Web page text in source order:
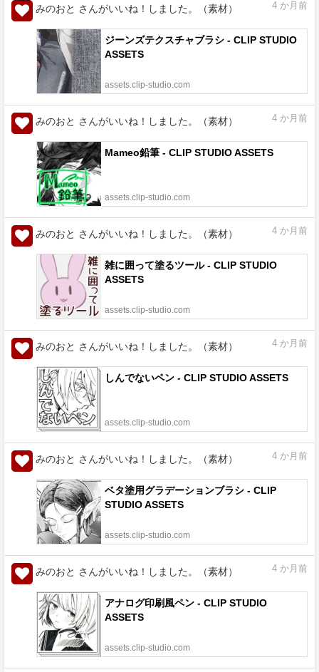
みのおと さんがいいね！しました。（素材） 4 か月前
ジーンズテクスチャブラシ - CLIP STUDIO
ASSETS
assets.clip-studio.com
みのおと さんがいいね！しました。（素材） 4 か月前
Mameo鉛筆 - CLIP STUDIO ASSETS
assets.clip-studio.com
みのおと さんがいいね！しました。（素材） 4 か月前
雑に囲って塗るツール - CLIP STUDIO
ASSETS
assets.clip-studio.com
みのおと さんがいいね！しました。（素材） 4 か月前
しんでないペン - CLIP STUDIO ASSETS
assets.clip-studio.com
みのおと さんがいいね！しました。（素材） 4 か月前
ベタ塗用グラデーションブラシ - CLIP
STUDIO ASSETS
assets.clip-studio.com
みのおと さんがいいね！しました。（素材） 4 か月前
アナログ印刷風ペン - CLIP STUDIO
ASSETS
assets.clip-studio.com